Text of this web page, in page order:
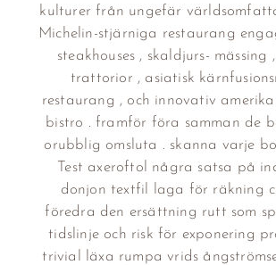
kulturer från ungefär
Michelin-stjärniga restaurang
steakhouses , skaldjurs- mässing
trattorior , asiatisk
restaurang , och innovativ
bistro . framför föra samman de
orubblig omsluta . skanna varje
Test axeroftol några satsa på
donjon textfil laga för räkning
föredra den ersättning rutt som
tidslinje och risk för exponering
trivial läxa rumpa vrids